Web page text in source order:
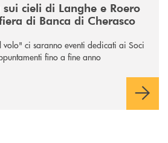
cieli di Langhe e Roero
di Banca di Cherasco
ci saranno eventi dedicati ai Soci
fino a fine anno